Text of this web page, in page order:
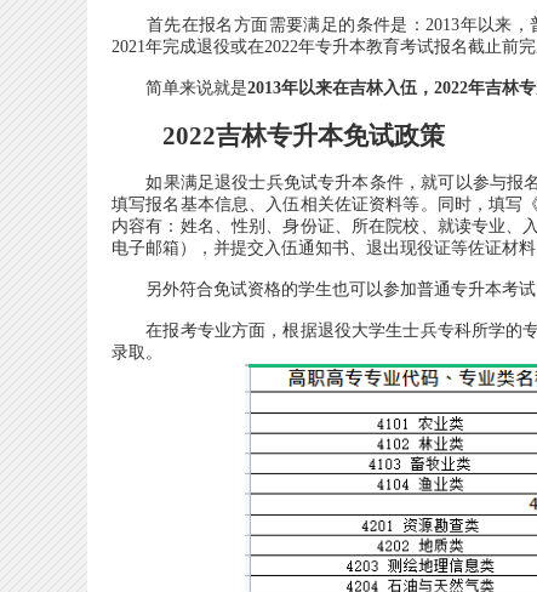
首先在报名方面需要满足的条件是：2013年以来，
2021年完成退役或在2022年专升本教育考试报名截止前
简单来说就是2013年以来在吉林入伍，2022年吉林
2022吉林专升本免试政策
如果满足退役士兵免试专升本条件，就可以参与报名
填写报名基本信息、入伍相关佐证资料等。同时，填写
内容有：姓名、性别、身份证、所在院校、就读专业、
电子邮箱），并提交入伍通知书、退出现役证等佐证材
另外符合免试资格的学生也可以参加普通专升本考试
在报考专业方面，根据退役大学生士兵专科所学的专
录取。